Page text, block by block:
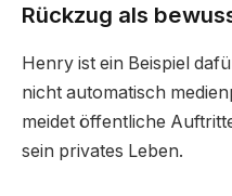
Rückzug als
Henry ist ein Beispiel
nicht automatisch
meidet öffentliche
sein privates Leben.